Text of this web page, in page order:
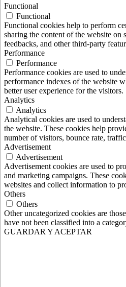
Functional
Functional
Functional cookies help to perform
sharing the content of the website on
feedbacks, and other third-party
Performance
Performance
Performance cookies are used to
performance indexes of the website
better user experience for the visitors.
Analytics
Analytics
Analytical cookies are used to
the website. These cookies help
number of visitors, bounce rate,
Advertisement
Advertisement
Advertisement cookies are used to
and marketing campaigns. These
websites and collect information to
Others
Others
Other uncategorized cookies are
have not been classified into a
GUARDAR Y ACEPTAR